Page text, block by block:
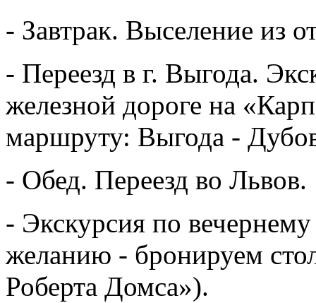
- Завтрак. Выселение из
- Переезд в г. Выгода.
железной дороге на
маршруту: Выгода -
- Обед. Переезд во Львов.
- Экскурсия по вечернему
желанию - бронируем
Роберта Домса»).